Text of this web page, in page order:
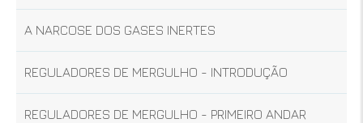
A NARCOSE DOS GASES INERTES
REGULADORES DE MERGULHO - INTRODUÇÃO
REGULADORES DE MERGULHO - PRIMEIRO ANDAR